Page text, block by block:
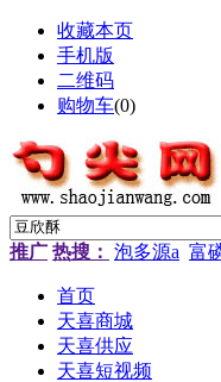
收藏本页
手机版
二维码
购物车(0)
推广 热搜： 泡多源a 富
首页
天喜商城
天喜供应
天喜短视频